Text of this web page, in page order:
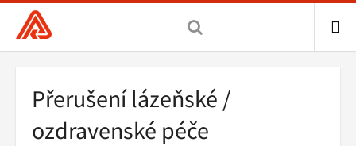
Všeobecná
zdravotní
hlavní
stránka
Drobečková
navigace
Přerušení lázeňské /
ozdravenské péče